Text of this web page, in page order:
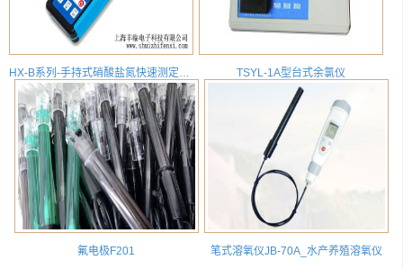
HX-B系列-手持式硝酸盐氮快速测定仪_便携式硝酸盐氮检测分析仪_HX-B-NO3-N型 TSYL-1A型台式余氯仪
氟电极F201 笔式溶氧仪JB-70A_水产养殖溶氧仪